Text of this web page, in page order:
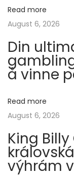
i
g
a
t
i
o
e
a
:
m
e
o
r
s
t
r
Read more
August 6, 2026
Din
å vinne
Read more
August 6, 2026
King
výhrám